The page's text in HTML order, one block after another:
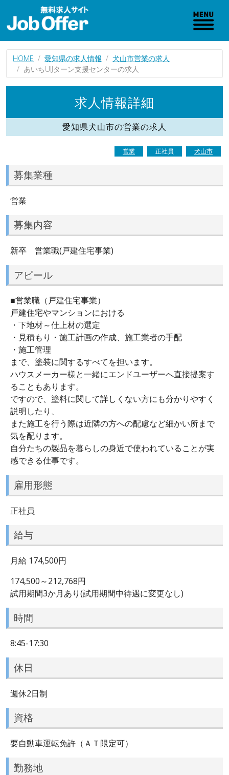
HOME 愛知県の求人情報
犬山市営業の求人
あいちUIJターン支援センターの求人
求人情報詳細
愛知県犬山市の営業の求人
営業 正社員 犬山市
募集業種
営業
募集内容
新卒 営業職(戸建住宅事業)
アピール
■営業職（戸建住宅事業）
戸建住宅やマンションにおける
・下地材～仕上材の選定
・見積もり・施工計画の作成、施工業者の手配
・施工管理
まで、塗装に関するすべてを担います。
ハウスメーカー様と一緒にエンドユーザーへ直接提案す
ることもあります。
ですので、塗料に関して詳しくない方にも分かりやすく
説明したり、
また施工を行う際は近隣の方への配慮など細かい所まで
気を配ります。
自分たちの製品を暮らしの身近で使われていることが実
感できる仕事です。
雇用形態
正社員
給与
月給 174,500円
174,500～212,768円
試用期間3か月あり(試用期間中待遇に変更なし)
時間
8:45-17:30
休日
週休2日制
資格
要自動車運転免許（ＡＴ限定可）
勤務地